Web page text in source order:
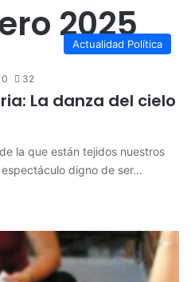
2025
Actualidad Política
0 32
La danza del cielo
la que están tejidos nuestros
digno de ser…